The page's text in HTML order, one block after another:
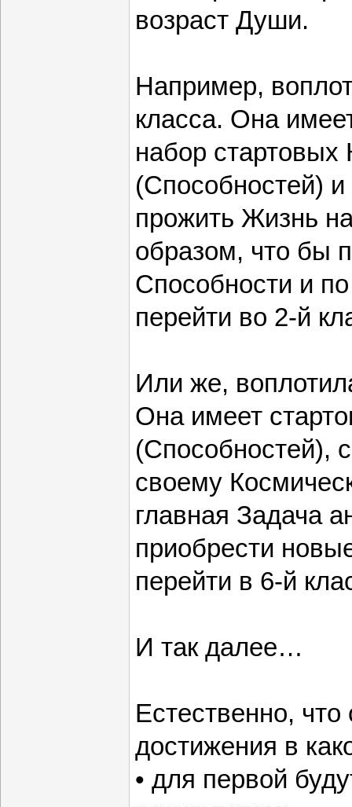
возраст Души.
Например,
класса. Она
набор стартовых
(Способностей)
прожить Жизнь
образом, что бы
Способности и
перейти во 2-й
Или же,
Она имеет
(Способностей),
своему
главная Задача
приобрести
перейти в 6-й
И так далее…
Естественно,
достижения в
• для первой